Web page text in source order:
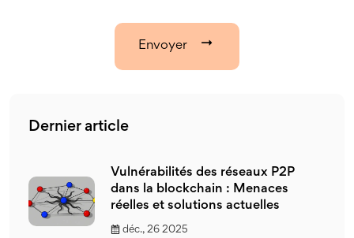
Envoyer
Dernier article
Vulnérabilités des réseaux P2P
dans la blockchain : Menaces
réelles et solutions actuelles
déc., 26 2025